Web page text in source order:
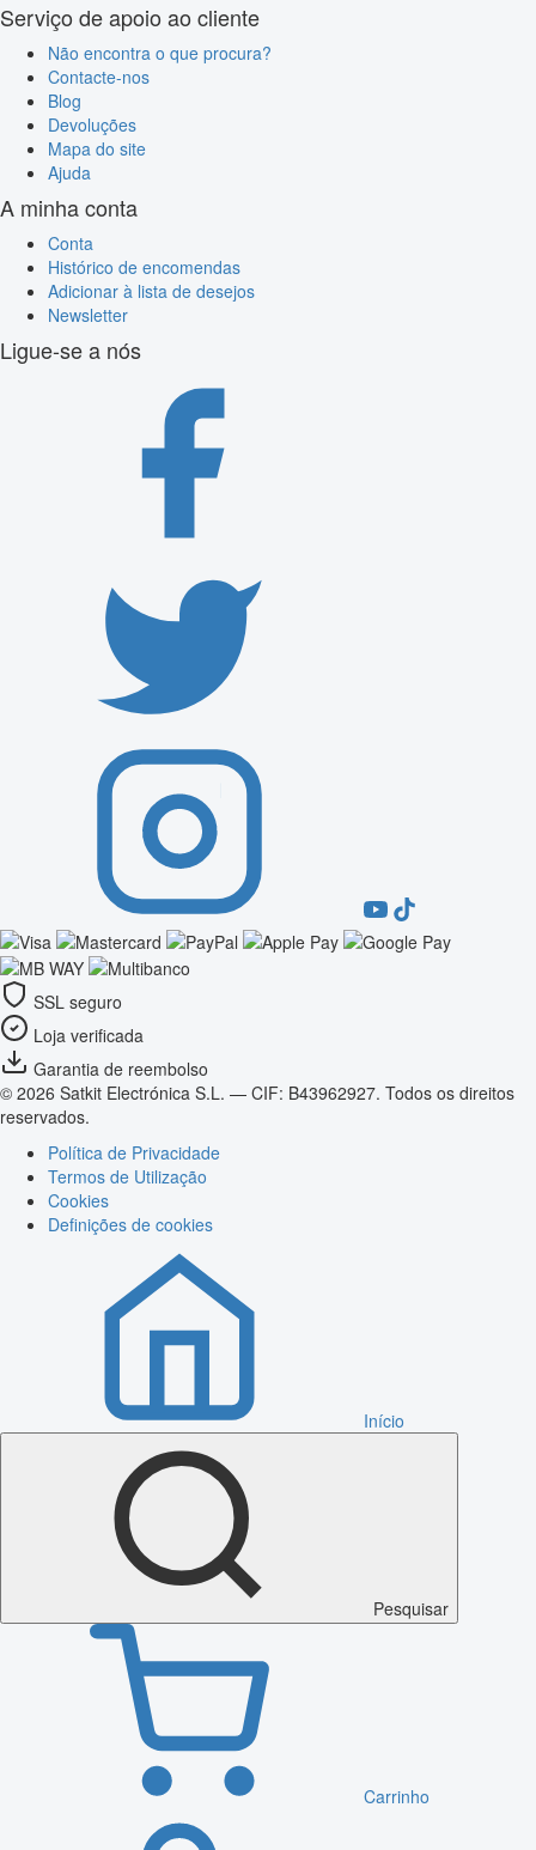
Serviço de apoio ao cliente
Não encontra o que procura?
Contacte-nos
Blog
Devoluções
Mapa do site
Ajuda
A minha conta
Conta
Histórico de encomendas
Adicionar à lista de desejos
Newsletter
Ligue-se a nós
SSL seguro
Loja verificada
Garantia de reembolso
© 2026 Satkit Electrónica S.L. — CIF: B43962927. Todos os direitos
reservados.
Política de Privacidade
Termos de Utilização
Cookies
Definições de cookies
Início
Pesquisar
Carrinho